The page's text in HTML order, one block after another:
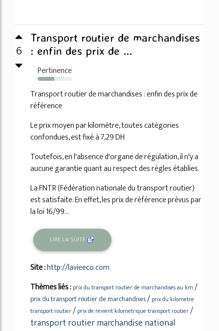
6
Transport routier de marchandises
: enfin des prix de ...
Pertinence
48%
Transport routier de marchandises : enfin des prix de
référence
Le prix moyen par kilomètre, toutes catégories
confondues, est fixé à 7,29 DH
Toutefois, en l'absence d'organe de régulation, il n'y a
aucune garantie quant au respect des règles établies.
La FNTR (Fédération nationale du transport routier)
est satisfaite. En effet, les prix de référence prévus par
la loi 16/99...
LIRE LA SUITE
Site :http://lavieeco.com
Thèmes liés : prix du transport routier de marchandises au km /
prix du transport routier de marchandises/ prix du kilometre
transport routier/ prix de revient kilometrique transport routier/
transport routier marchandise national